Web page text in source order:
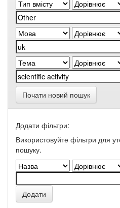
Почати новий пошук
Додати фільтри:
Використовуйте фільтри для
пошуку.